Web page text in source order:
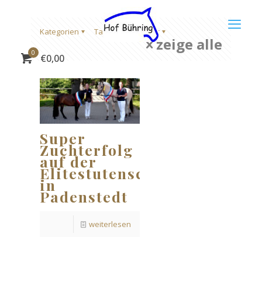
0 €0,00
Kategorien Tags Author
zeige alle
Super
Zuchterfolg
auf der
Elitestutenschau
in
Padenstedt
weiterlesen